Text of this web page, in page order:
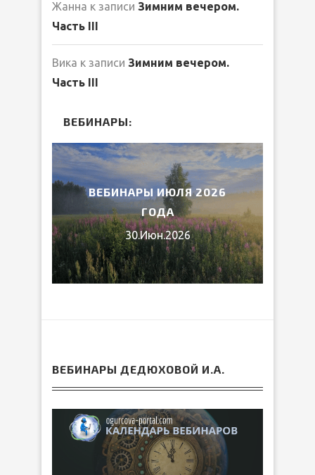
Жанна к записи Зимним вечером.
Часть III
Вика к записи Зимним вечером.
Часть III
ВЕБИНАРЫ:
ВЕБИНАРЫ ИЮЛЯ 2026
ГОДА
30.Июн.2026
ВЕБИНАРЫ ДЕДЮХОВОЙ И.А.